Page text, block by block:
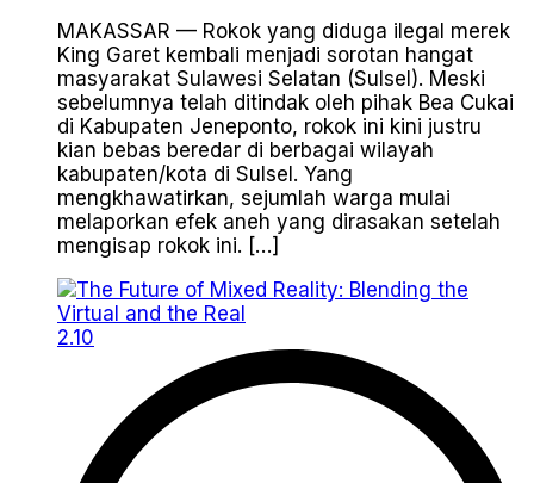
MAKASSAR — Rokok yang diduga ilegal merek
King Garet kembali menjadi sorotan hangat
masyarakat Sulawesi Selatan (Sulsel). Meski
sebelumnya telah ditindak oleh pihak Bea Cukai
di Kabupaten Jeneponto, rokok ini kini justru
kian bebas beredar di berbagai wilayah
kabupaten/kota di Sulsel. Yang
mengkhawatirkan, sejumlah warga mulai
melaporkan efek aneh yang dirasakan setelah
mengisap rokok ini. […]
2.10